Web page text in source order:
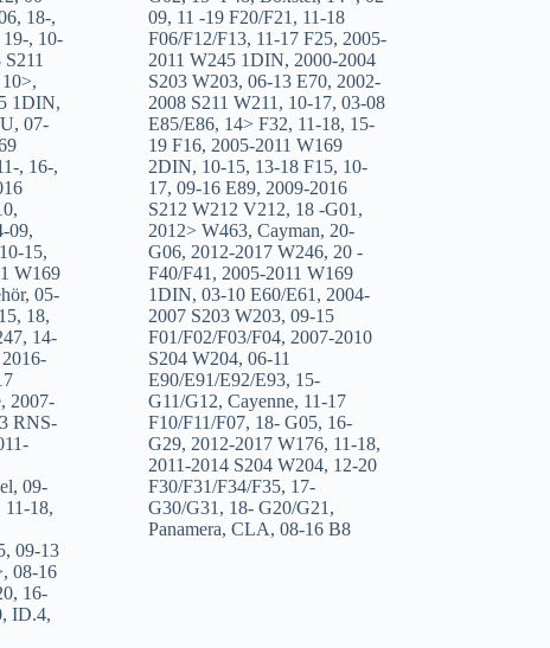
, 18-,
19-, 10-
10>,
1DIN,
, 07-
, 16-,
,
09,
10-15,
W169
, 05-
15, 18,
, 14-
2016-
, 2007-
RNS-
, 09-
11-18,
, 09-13
, 08-16
, 16-
, ID.4,
09, 11 -19 F20/F21 , 11-18
F06/F12/F13, 11-17 F25, 2005-
2011 W245 1DIN, 2000-2004
S203 W203, 06-13 E70, 2002-
2008 S211 W211 , 10-17, 03-08
E85/E86, 14> F32, 11-18, 15-
19 F16, 2005-2011 W169
2DIN, 10-15, 13-18 F15, 10-
17, 09-16 E89, 2009-2016
S212 W212 V212, 18 -G01 ,
2012> W463, Cayman, 20-
G06, 2012-2017 W246, 20 -
F40/F41 , 2005-2011 W169
1DIN, 03-10 E60/E61 , 2004-
2007 S203 W203, 09-15
F01/F02/F03/F04, 2007-2010
S204 W204, 06-11
E90/E91/E92/E93, 15-
G11/G12, Cayenne, 11-17
F10/F11/F07, 18- G05, 16-
G29, 2012-2017 W176, 11-18,
2011-2014 S204 W204, 12-20
F30/F31/F34/F35, 17-
G30/G31 , 18- G20/G21 ,
Panamera, CLA, 08-16 B8